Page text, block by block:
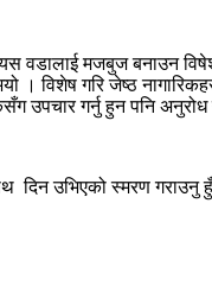
मजबुज बनाउन
। विशेष गरि जेष्ठ
उपचार गर्नु हुन पनि अनुरोध
दिन उभिएको स्मरण